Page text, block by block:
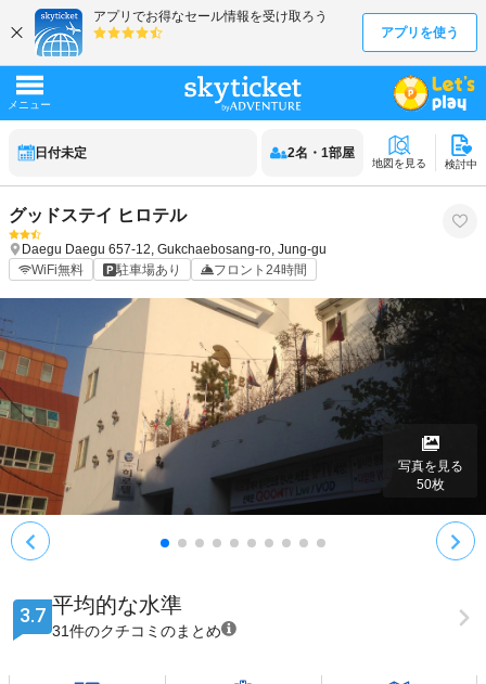
日付未定 2名 ・ 1部屋
地図を見る 検討中
グッドステイ ヒロテル
Daegu Daegu 657-12, Gukchaebosang-ro, Jung-gu
WiFi無料
駐車場あり フロント24時間
写真を見る
50枚
3.7 平均的な水準
31件のクチコミのまとめ